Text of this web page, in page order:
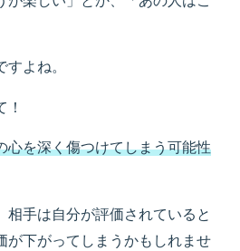
よね。
心を深く傷つけてしまう可能性
相手は自分が評価されていると
が下がってしまうかもしれませ